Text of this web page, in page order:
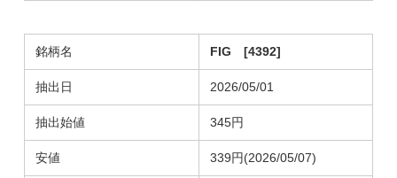
銘柄名 FIG [4392]
抽出日 2026/05/01
抽出始値 345円
安値 339円(2026/05/07)